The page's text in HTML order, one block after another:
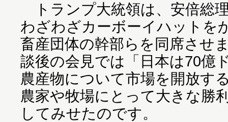
トランプ大統領は、安倍総
わざわざカーボーイハットを
畜産団体の幹部らを同席させ
談後の会見では「日本は70億
農産物について市場を開放す
農家や牧場にとって大きな勝
してみせたのです。